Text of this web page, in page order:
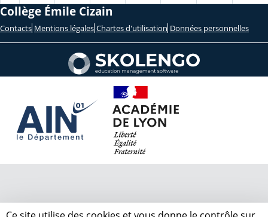
Collège Émile Cizain
Contacts Mentions légales Chartes d'utilisation Données personnelles